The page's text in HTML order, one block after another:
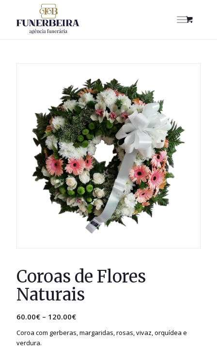
Coroas de Flores
Naturais
60.00€– 120.00€
Coroa com gerberas, margaridas, rosas, vivaz, orquídea e
verdura.